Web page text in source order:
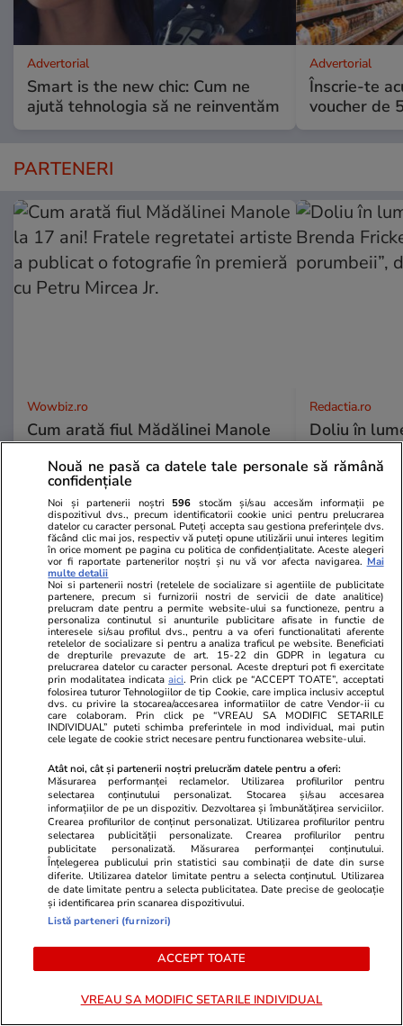
Advertorial
Smart is the new chic: Cum ne
ajută tehnologia să ne reinventăm
Advertorial
Înscrie-te
voucher de
PARTENERI
Wowbiz.ro
Cum arată fiul Mădălinei Manole
la 17 ani! Fratele regretatei
artiste a publicat o fotografie în
premieră cu Petru Mircea Jr.
Redactia.ro
Doliu în
Brenda
porumbeii”,
POLITIC
Politică 16:05
Noul proiect pentru legea
salarizării va fi publicat „cât de
curând”. Partidele au la
dispoziție câteva zile până la noi
negocieri
Interviu
Politică 11:37
Variantele PNL pentru viitorul
prim-ministru. Sighiartău: E
greu de realizat un guvern
tehnocrat
PARTENERI
Nouă ne pasă ca datele tale personale să rămână
confidențiale
Noi și partenerii noștri 596 stocăm și/sau accesăm informații pe
dispozitivul dvs., precum identificatorii cookie unici pentru prelucrarea
datelor cu caracter personal. Puteți accepta sau gestiona preferințele dvs.
făcând clic mai jos, respectiv vă puteți opune utilizării unui interes legitim
în orice moment pe pagina cu politica de confidențialitate. Aceste alegeri
vor fi raportate partenerilor noștri și nu vă vor afecta navigarea. Mai
multe detalii
Noi si partenerii nostri (retelele de socializare si agentiile de publicitate
partenere, precum si furnizorii nostri de servicii de date analitice)
prelucram date pentru a permite website-ului sa functioneze, pentru a
personaliza continutul si anunturile publicitare afisate in functie de
interesele si/sau profilul dvs., pentru a va oferi functionalitati aferente
retelelor de socializare si pentru a analiza traficul pe website. Beneficiati
de drepturile prevazute de art. 15-22 din GDPR in legatura cu
prelucrarea datelor cu caracter personal. Aceste drepturi pot fi exercitate
prin modalitatea indicataaici. Prin click pe “ACCEPT TOATE”, acceptati
folosirea tuturor Tehnologiilor de tip Cookie, care implica inclusiv acceptul
dvs. cu privire la stocarea/accesarea informatiilor de catre Vendor-ii cu
care colaboram. Prin click pe “VREAU SA MODIFIC SETARILE
INDIVIDUAL” puteti schimba preferintele in mod individual, mai putin
cele legate de cookie strict necesare pentru functionarea website-ului.
Atât noi, cât și partenerii noștri prelucrăm datele pentru a oferi:
Măsurarea performanței reclamelor. Utilizarea profilurilor pentru
selectarea conținutului personalizat. Stocarea și/sau accesarea
informațiilor de pe un dispozitiv. Dezvoltarea și îmbunătățirea serviciilor.
Crearea profilurilor de conținut personalizat. Utilizarea profilurilor pentru
selectarea publicității personalizate. Crearea profilurilor pentru
publicitate personalizată. Măsurarea performanței conținutului.
Înțelegerea publicului prin statistici sau combinații de date din surse
diferite. Utilizarea datelor limitate pentru a selecta conținutul. Utilizarea
de date limitate pentru a selecta publicitatea. Date precise de geolocație
și identificarea prin scanarea dispozitivului.
Listă parteneri (furnizori)
ACCEPT TOATE
VREAU SA MODIFIC SETARILE INDIVIDUAL